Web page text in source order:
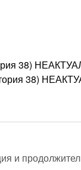
38)
38)
и